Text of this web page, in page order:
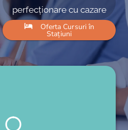
perfecționare cu cazare
Oferta Cursuri în
Stațiuni